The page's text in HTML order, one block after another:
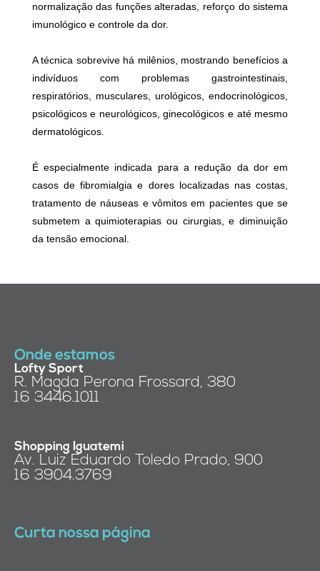
normalização das funções alteradas, reforço do sistema
imunológico e controle da dor.
A técnica sobrevive há milênios, mostrando benefícios a
indivíduos com problemas gastrointestinais,
respiratórios, musculares, urológicos, endocrinológicos,
psicológicos e neurológicos, ginecológicos e até mesmo
dermatológicos.
É especialmente indicada para a redução da dor em
casos de fibromialgia e dores localizadas nas costas,
tratamento de náuseas e vômitos em pacientes que se
submetem a quimioterapias ou cirurgias, e diminuição
da tensão emocional.
Onde estamos
Lofty Sport
R. Magda Perona Frossard, 380
16 3446.1011
Shopping Iguatemi
Av. Luiz Eduardo Toledo Prado, 900
16 3904.3769
Curta nossa página